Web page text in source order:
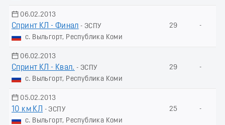
06.02.2013
Спринт КЛ - Финал - ЭСПУ
с. Выльгорт, Республика Коми
29 -
06.02.2013
Спринт КЛ - Квал. - ЭСПУ
с. Выльгорт, Республика Коми
29 -
05.02.2013
10 км КЛ
- ЭСПУ
с. Выльгорт, Республика Коми
25 -